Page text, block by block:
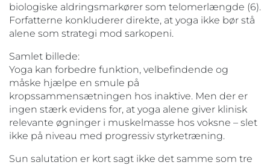
biologiske aldringsmarkører som telomerlængde (6).
Forfatterne konkluderer direkte, at yoga ikke bør stå
alene som strategi mod sarkopeni.
Samlet billede:
Yoga kan forbedre funktion, velbefindende og
måske hjælpe en smule på
kropssammensætningen hos inaktive. Men der er
ingen stærk evidens for, at yoga alene giver klinisk
relevante øgninger i muskelmasse hos voksne – slet
ikke på niveau med progressiv styrketræning.
Sun salutation er kort sagt ikke det samme som tre